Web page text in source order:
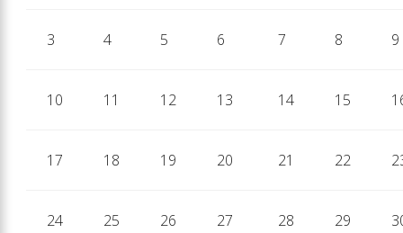
3 4 5 6 7 8 9
10 11 12 13 14 15
17 18 19 20 21 22
24 25 26 27 28 29